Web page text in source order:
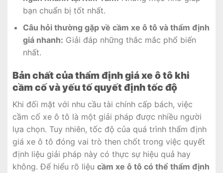
bạn chuẩn bị tốt nhất.
Câu hỏi thường gặp về cầm xe ô tô và thẩm định
giá nhanh: Giải đáp những thắc mắc phổ biến
nhất.
Bản chất của thẩm định giá xe ô tô khi
cầm cố và yếu tố quyết định tốc độ
Khi đối mặt với nhu cầu tài chính cấp bách, việc
cầm cố xe ô tô là một giải pháp được nhiều người
lựa chọn. Tuy nhiên, tốc độ của quá trình thẩm định
giá xe ô tô đóng vai trò then chốt trong việc quyết
định liệu giải pháp này có thực sự hiệu quả hay
không. Để hiểu rõ liệu cầm xe ô tô có thể thẩm định